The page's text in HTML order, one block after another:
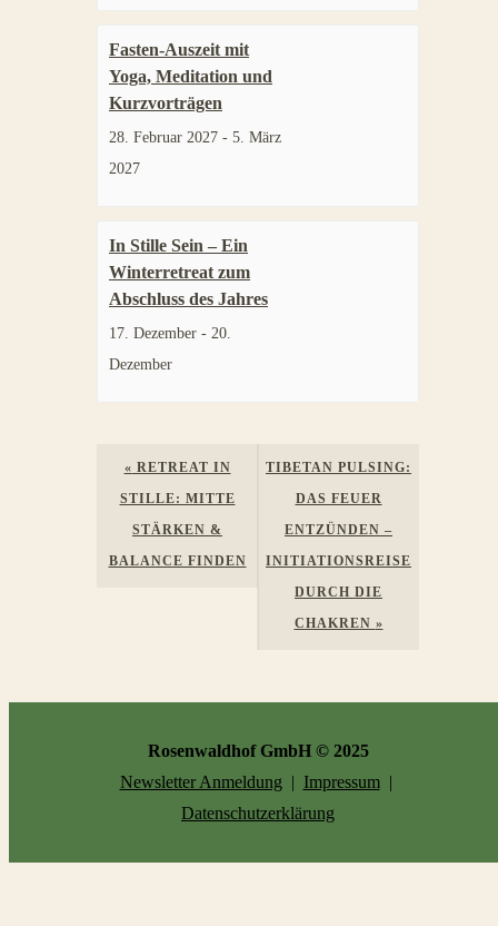
Fasten-Auszeit mit
Yoga, Meditation und
Kurzvorträgen
28. Februar 2027 - 5. März
2027
In Stille Sein – Ein
Winterretreat zum
Abschluss des Jahres
17. Dezember - 20.
Dezember
Veranstaltung
Navigation
« RETREAT IN
STILLE: MITTE
STÄRKEN &
BALANCE FINDEN
TIBETAN PULSING:
DAS FEUER
ENTZÜNDEN –
INITIATIONSREISE
DURCH DIE
CHAKREN »
Rosenwaldhof GmbH © 2025
Newsletter Anmeldung | Impressum|
Datenschutzerklärung